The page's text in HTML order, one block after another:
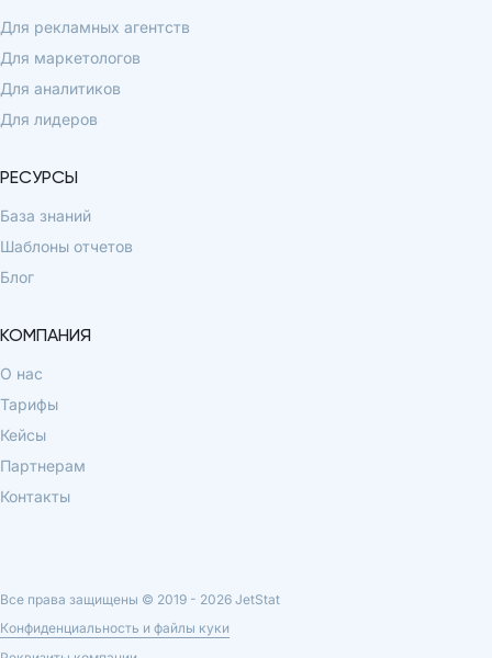
Для рекламных агентств
Для маркетологов
Для аналитиков
Для лидеров
РЕСУРСЫ
База знаний
Шаблоны отчетов
Блог
КОМПАНИЯ
О нас
Тарифы
Кейсы
Партнерам
Контакты
Все права защищены © 2019 - 2026 JetStat
Конфиденциальность и файлы куки